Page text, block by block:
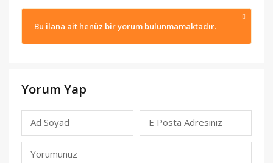
Bu ilana ait henüz bir yorum bulunmamaktadır.
Yorum Yap
Ad Soyad E Posta Adresiniz
Yorumunuz